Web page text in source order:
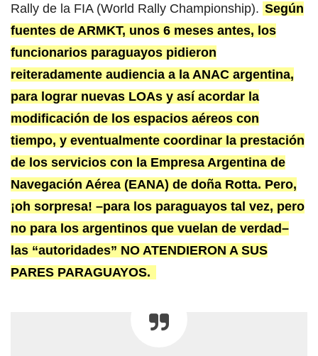
Rally de la FIA (World Rally Championship). Según
fuentes de ARMKT, unos 6 meses antes, los
funcionarios paraguayos pidieron
reiteradamente audiencia a la ANAC argentina,
para lograr nuevas LOAs y así acordar la
modificación de los espacios aéreos con
tiempo, y eventualmente coordinar la prestación
de los servicios con la Empresa Argentina de
Navegación Aérea (EANA) de doña Rotta. Pero,
¡oh sorpresa! –para los paraguayos tal vez, pero
no para los argentinos que vuelan de verdad–
las “autoridades” NO ATENDIERON A SUS
PARES PARAGUAYOS.